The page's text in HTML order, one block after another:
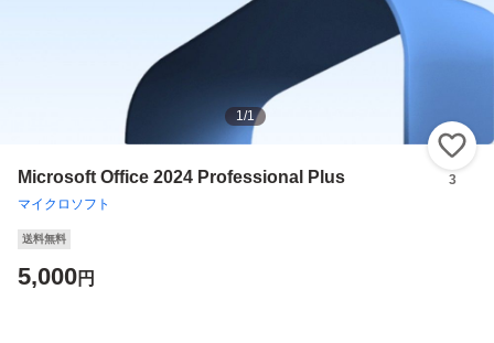
1/1
Microsoft Office 2024 Professional Plus
マイクロソフト
3
送料無料
5,000円